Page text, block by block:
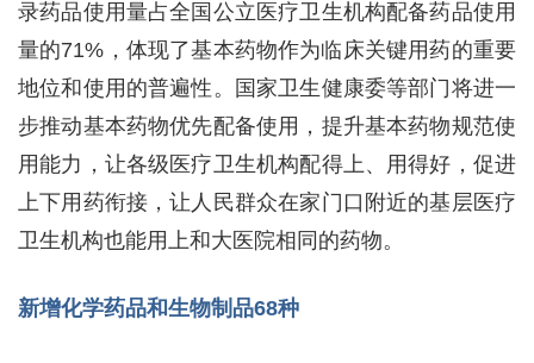
录药品使用量占全国公立医疗卫生机构配备药品使用
量的71%，体现了基本药物作为临床关键用药的重要
地位和使用的普遍性。国家卫生健康委等部门将进一
步推动基本药物优先配备使用，提升基本药物规范使
用能力，让各级医疗卫生机构配得上、用得好，促进
上下用药衔接，让人民群众在家门口附近的基层医疗
卫生机构也能用上和大医院相同的药物。
新增化学药品和生物制品68种